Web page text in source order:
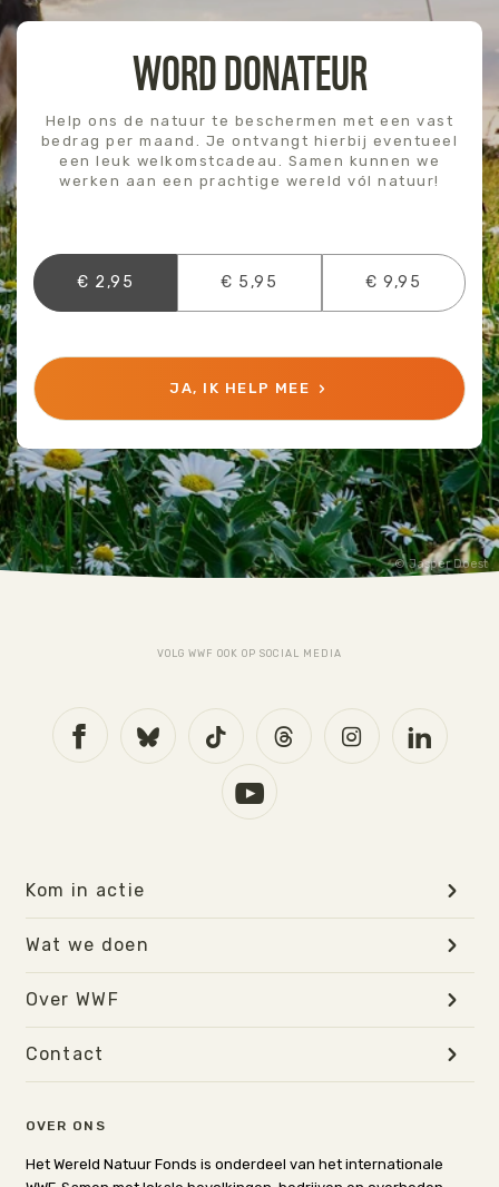
Jasper Doest
WORD DONATEUR
Help ons de natuur te beschermen met een vast
bedrag per maand. Je ontvangt hierbij eventueel
een leuk welkomstcadeau. Samen kunnen we
werken aan een prachtige wereld vól natuur!
€ 2,95 € 5,95 € 9,95
JA, IK HELP MEE
VOLG WWF OOK OP SOCIAL MEDIA
OVER ONS
Het Wereld Natuur Fonds is onderdeel van het internationale
Kom in actie
Wat we doen
Over WWF
Contact